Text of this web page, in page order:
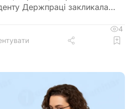
Держпраці закликала
із персоналом та
охорони праці
4